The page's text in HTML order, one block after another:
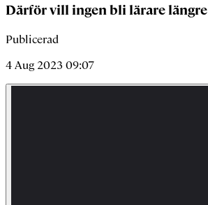
Därför vill ingen bli lärare längre
Publicerad
4 Aug 2023 09:07